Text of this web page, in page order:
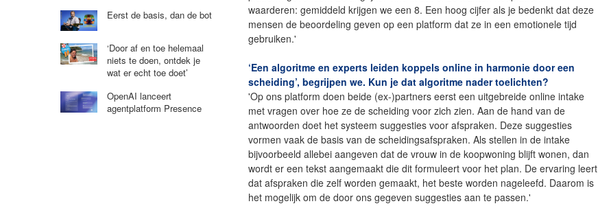
waarderen: gemiddeld krijgen we een 8. Een hoog cijfer als je bedenkt dat deze
mensen de beoordeling geven op een platform dat ze in een emotionele tijd
gebruiken.'
‘Een algoritme en experts leiden koppels online in harmonie door een
scheiding’, begrijpen we. Kun je dat algoritme nader toelichten?
'Op ons platform doen beide (ex-)partners eerst een uitgebreide online intake
met vragen over hoe ze de scheiding voor zich zien. Aan de hand van de
antwoorden doet het systeem suggesties voor afspraken. Deze suggesties
vormen vaak de basis van de scheidingsafspraken. Als stellen in de intake
bijvoorbeeld allebei aangeven dat de vrouw in de koopwoning blijft wonen, dan
wordt er een tekst aangemaakt die dit formuleert voor het plan. De ervaring leert
dat afspraken die zelf worden gemaakt, het beste worden nageleefd. Daarom is
het mogelijk om de door ons gegeven suggesties aan te passen.'
Eerst de basis, dan de bot
‘Door af en toe helemaal
niets te doen, ontdek je
wat er echt toe doet’
OpenAI lanceert
agentplatform Presence